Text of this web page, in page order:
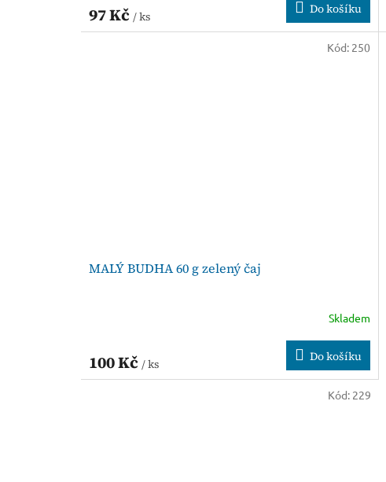
97 Kč / ks Do košíku
MALÝ BUDHA 60 g zelený čaj
Skladem
100 Kč / ks Do košíku
Kód: 250
Kód: 229